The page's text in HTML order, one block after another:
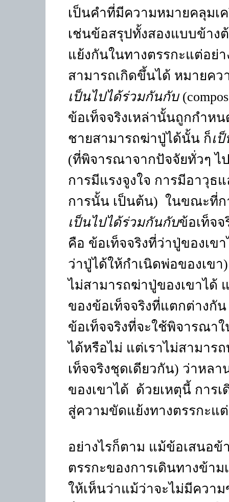
เป็นคำที่มีความหมายคลุมเ
เช่นข้อสรุปทั้งสองแบบข้าง
แย้งกันในทางตรรกะแต่อย่
สามารถเกิดขึ้นได้ หมายค
เป็นไปได้ร่วมกันกับ
ข้อเท็จจริงเหล่านั้นถูกกำห
ชายสามารถฆ่าปู่ได้นั้น ก็เ
(ที่พิจารณาจากปัจจัยทั่วๆ ไ
การมีแรงจูงใจ การมีอาวุธ
การนั้น เป็นต้น) ในขณะที่ก
เป็นไปได้ร่วมกันกับข้อเท็จ
คือ ข้อเท็จจริงที่ว่าปู่ของเข
ว่าปู่ได้ให้กำเนิดพ่อของเขา)
ไม่สามารถฆ่าปู่ของเขาได้
ของข้อเท็จจริงที่แตกต่างกั
ข้อเท็จจริงที่จะใช้พิจารณา
ได้หรือไม่ แต่เราไม่สามาร
เท็จจริงชุดเดียวกัน) ว่าหล
ของเขาได้ ด้วยเหตุนี้ การ
สู่ความขัดแย้งทางตรรกะแ
อย่างไรก็ตาม แม้ข้อเสนอข้
ตรรกะของการเดินทางข้า
ให้เห็นว่าแม้ว่าจะไม่มีควา